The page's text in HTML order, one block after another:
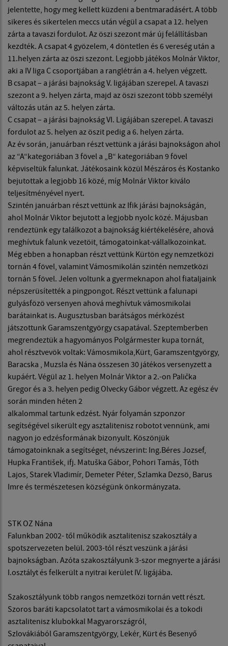
jelentette, hogy meg kellett küzdeni a bentmaradásért. A több
sikeres és sikertelen meccs után végül a csapat a 12. helyen
zárta a tavaszi fordulot. Az öszi szezont már új felállításban
kezdték. A csapat 4 gyözelem, 4 döntetlen és 6 vereség után a
11.helyen zárta az öszi szezont. Legjobb játékos Molnár Viktor,
aki a IV liga C csoportjában a ranglétrán a 4. helyen végzett.
B csapat – a járási bajnokság V. ligájában szerepel. A tavaszi
szezont a 9. helyen zárta, majd az öszi szezont több személyi
változás után az 5. helyen zárta.
C csapat – a járási bajnokság VI. Ligájában szerepel. A tavaszi
fordulot az 5. helyen az öszit pedig a 6. helyen zárta.
Az év során, januárban részt vettünk a járási bajnokságon ahol
az “A“kategoriában 3 fövel a „B“ kategoriában 9 fövel
képviseltük falunkat. Játékosaink közül Mészáros és Kostanko
bejutottak a legjobb 16 közé, míg Molnár Viktor kiválo
teljesítményével nyert.
Szintén januárban részt vettünk az Ifik járási bajnokságán,
ahol Molnár Viktor bejutott a legjobb nyolc közé. Májusban
rendeztünk egy találkozot a bajnokság kiértékelésére, ahová
meghívtuk falunk vezetöit, támogatoinkat-vállalkozoinkat.
Még ebben a honapban részt vettünk Kürtön egy nemzetközi
tornán 4 fövel, valamint Vámosmikolán szintén nemzetközi
tornán 5 fövel. Jelen voltunk a gyermeknapon ahol fiataljaink
népszerüsítették a pingpongot. Részt vettünk a falunapi
gulyásfözö versenyen ahová meghívtuk vámosmikolai
barátainkat is. Augusztusban barátságos mérközést
játszottunk Garamszentgyörgy csapatával. Szeptemberben
megrendeztük a hagyományos Polgármester kupa tornát,
ahol résztvevök voltak: Vámosmikola,Kürt, Garamszentgyörgy,
Baracska , Muzsla és Nána összesen 30 játékos versenyzett a
kupáért. Végül az 1. helyen Molnár Viktor a 2.-on Palička
Gregor és a 3. helyen pedig Olvecky Gábor végzett. Az egész év
során minden héten 2
alkalommal tartunk edzést. Nyár folyamán szponzor
segítségével sikerült egy asztalitenisz robotot vennünk, ami
nagyon jo edzésformának bizonyult. Köszönjük
támogatoinknak a segítséget, névszerint: Ing.Béres Jozsef,
Hupka František, ifj. Matuška Gábor, Pohori Tamás, Tóth
Lajos, Starek Vladimír, Demeter Péter, Szlamka Dezsö, Barus
Imre és természetesen községünk önkormányzata.
STK OZ Nána
Falunkban 2002- től működik asztalitenisz szakosztály a
spotszervezeten belül. 2003-tól részt veszünk a járási
bajnokságban. Azóta szakosztályunk 3-szor megnyerte a járási
I.osztályt és felkerült a nyitrai kerület IV. ligájába.
Szakosztályunk több rangos nemzetközi tornán vett részt.
Szoros baráti kapcsolatot tart a vámosmikolai és a tokodi
asztalitenisz klubokkal Magyarországról,
Szlovákiából Garamszentgyörgy, Lekér, Kürt és Besenyő